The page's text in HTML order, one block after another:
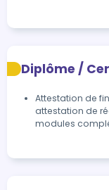
Diplôme /
Attestation de
attestation de
modules